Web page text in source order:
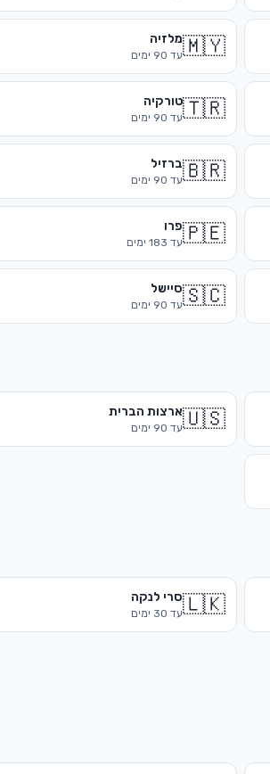
🇲🇾מלזיה
עד 90 ימים
🇹🇷טורקיה
עד 90 ימים
🇧🇷ברזיל
עד 90 ימים
🇵🇪פרו
עד 183 ימים
🇸🇨סיישל
עד 90 ימים
🇺🇸ארצות הברית
עד 90 ימים
🇱🇰סרי לנקה
עד 30 ימים